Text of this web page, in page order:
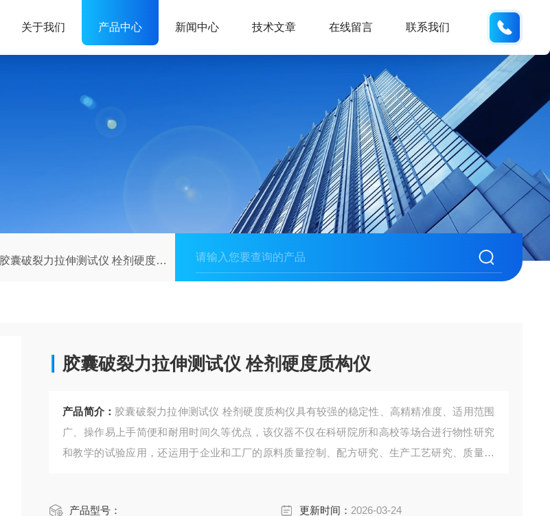
关于我们 产品中心 新闻中心 技术文章 在线留言 联系我们
胶囊破裂力拉伸测试仪 栓剂硬度质构仪
胶囊破裂力拉伸测试仪 栓剂硬度质构仪
产品简介： 胶囊破裂力拉伸测试仪 栓剂硬度质构仪具有较强的稳定性、高精精准度、适用范围
广、操作易上手简便和耐用时间久等优点，该仪器不仅在科研院所和高校等场合进行物性研究
和教学的试验应用，还运用于企业和工厂的原料质量控制、配方研究、生产工艺研究、质量控
产品型号： 更新时间： 2026-03-24